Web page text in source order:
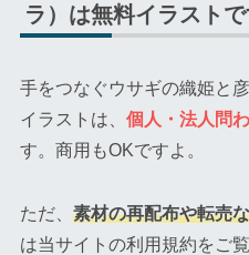
ラ）は無料イラスト
手をつなぐウサギの織姫と
イラストは、個人・法人問
す。商用もOKですよ。
ただ、素材の再配布や転売
は当サイトの利用規約をご覧